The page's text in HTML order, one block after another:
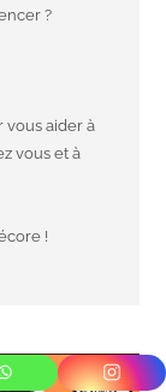
?
vous aider à
vous et à
!